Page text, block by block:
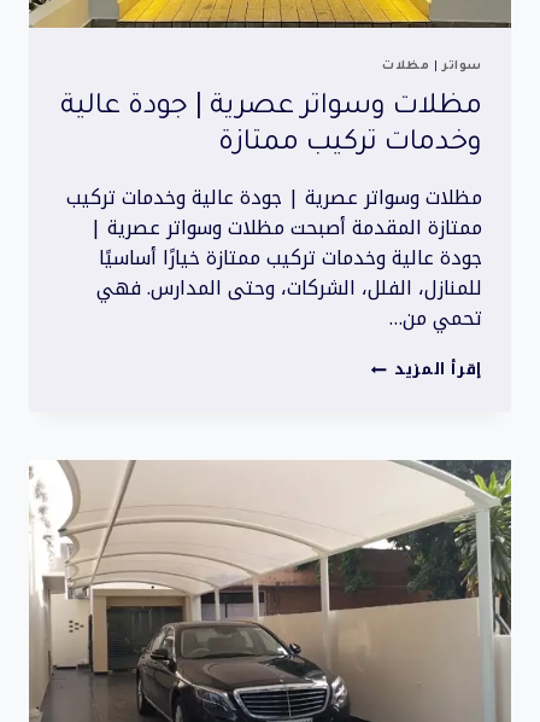
سواتر| مظلات
مظلات وسواتر عصرية | جودة عالية
وخدمات تركيب ممتازة
مظلات وسواتر عصرية | جودة عالية وخدمات تركيب
ممتازة المقدمة أصبحت مظلات وسواتر عصرية |
جودة عالية وخدمات تركيب ممتازة خيارًا أساسيًا
للمنازل، الفلل، الشركات، وحتى المدارس. فهي
تحمي من…
إقرأ المزيد مظلات
جودة
تركيب
ممتازة